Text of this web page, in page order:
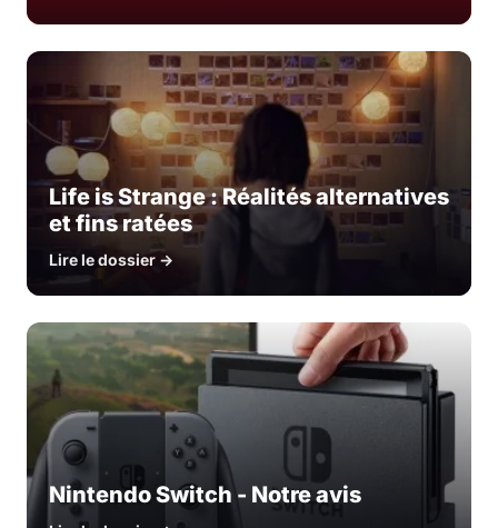
Life is Strange : Réalités alternatives
et fins ratées
Lire le dossier →
Nintendo Switch - Notre avis